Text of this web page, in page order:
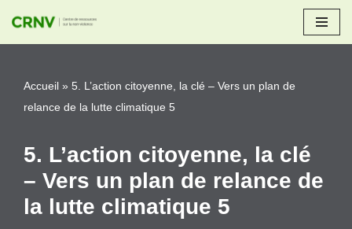
Aller
contenu
Accueil » 5. L’action citoyenne, la clé – Vers un plan de
relance de la lutte climatique 5
5. L’action citoyenne, la clé
– Vers un plan de relance de
la lutte climatique 5